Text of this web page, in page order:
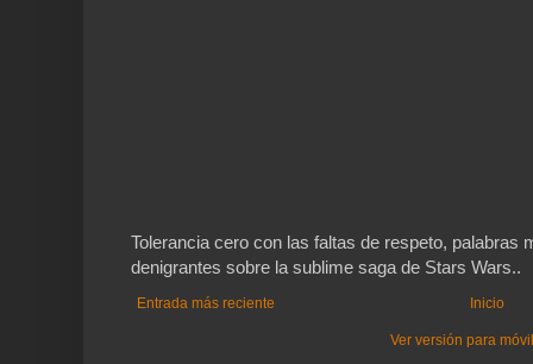
Tolerancia cero con las faltas de respeto, palabras
denigrantes sobre la sublime saga de Stars Wars..
Entrada más reciente Inicio
Ver versión para